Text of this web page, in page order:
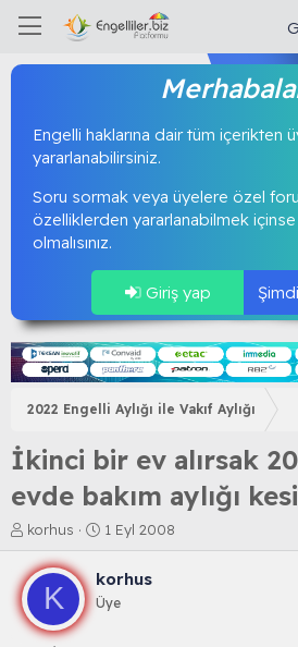
Engelli haklarına dair tüm içerikten
yararlanabilirsiniz.
Soru sormak veya üyelere özel
özelliklerden yararlanabilmek
olmalısınız.
Giriş yap
2022 Engelli Aylığı ile Vakıf Aylığı
İkinci bir ev alırsak
evde bakım aylığı
K
o
n
b
u
y
korhus
B
a
l
a
1 Eyl 2008
K
korhus
Üye